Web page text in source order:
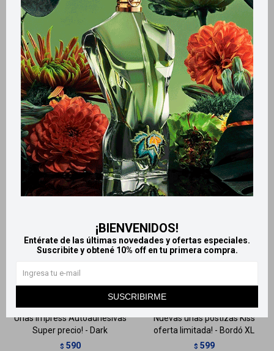
¡BIENVENIDOS!
Entérate de las últimas novedades y ofertas especiales.
Suscribite y obtené 10% off en tu primera compra.
SUSCRIBIRME
Métodos y costos de envío
Retiros gratuitos en tiendas
Productos que te pueden interesar
LlegaHOY
Uñas Impress Autoadhesivas
Super precio! - Dark
$ 590
Nuevas uñas postizas Kiss
oferta limitada! - Bordó XL
$ 599